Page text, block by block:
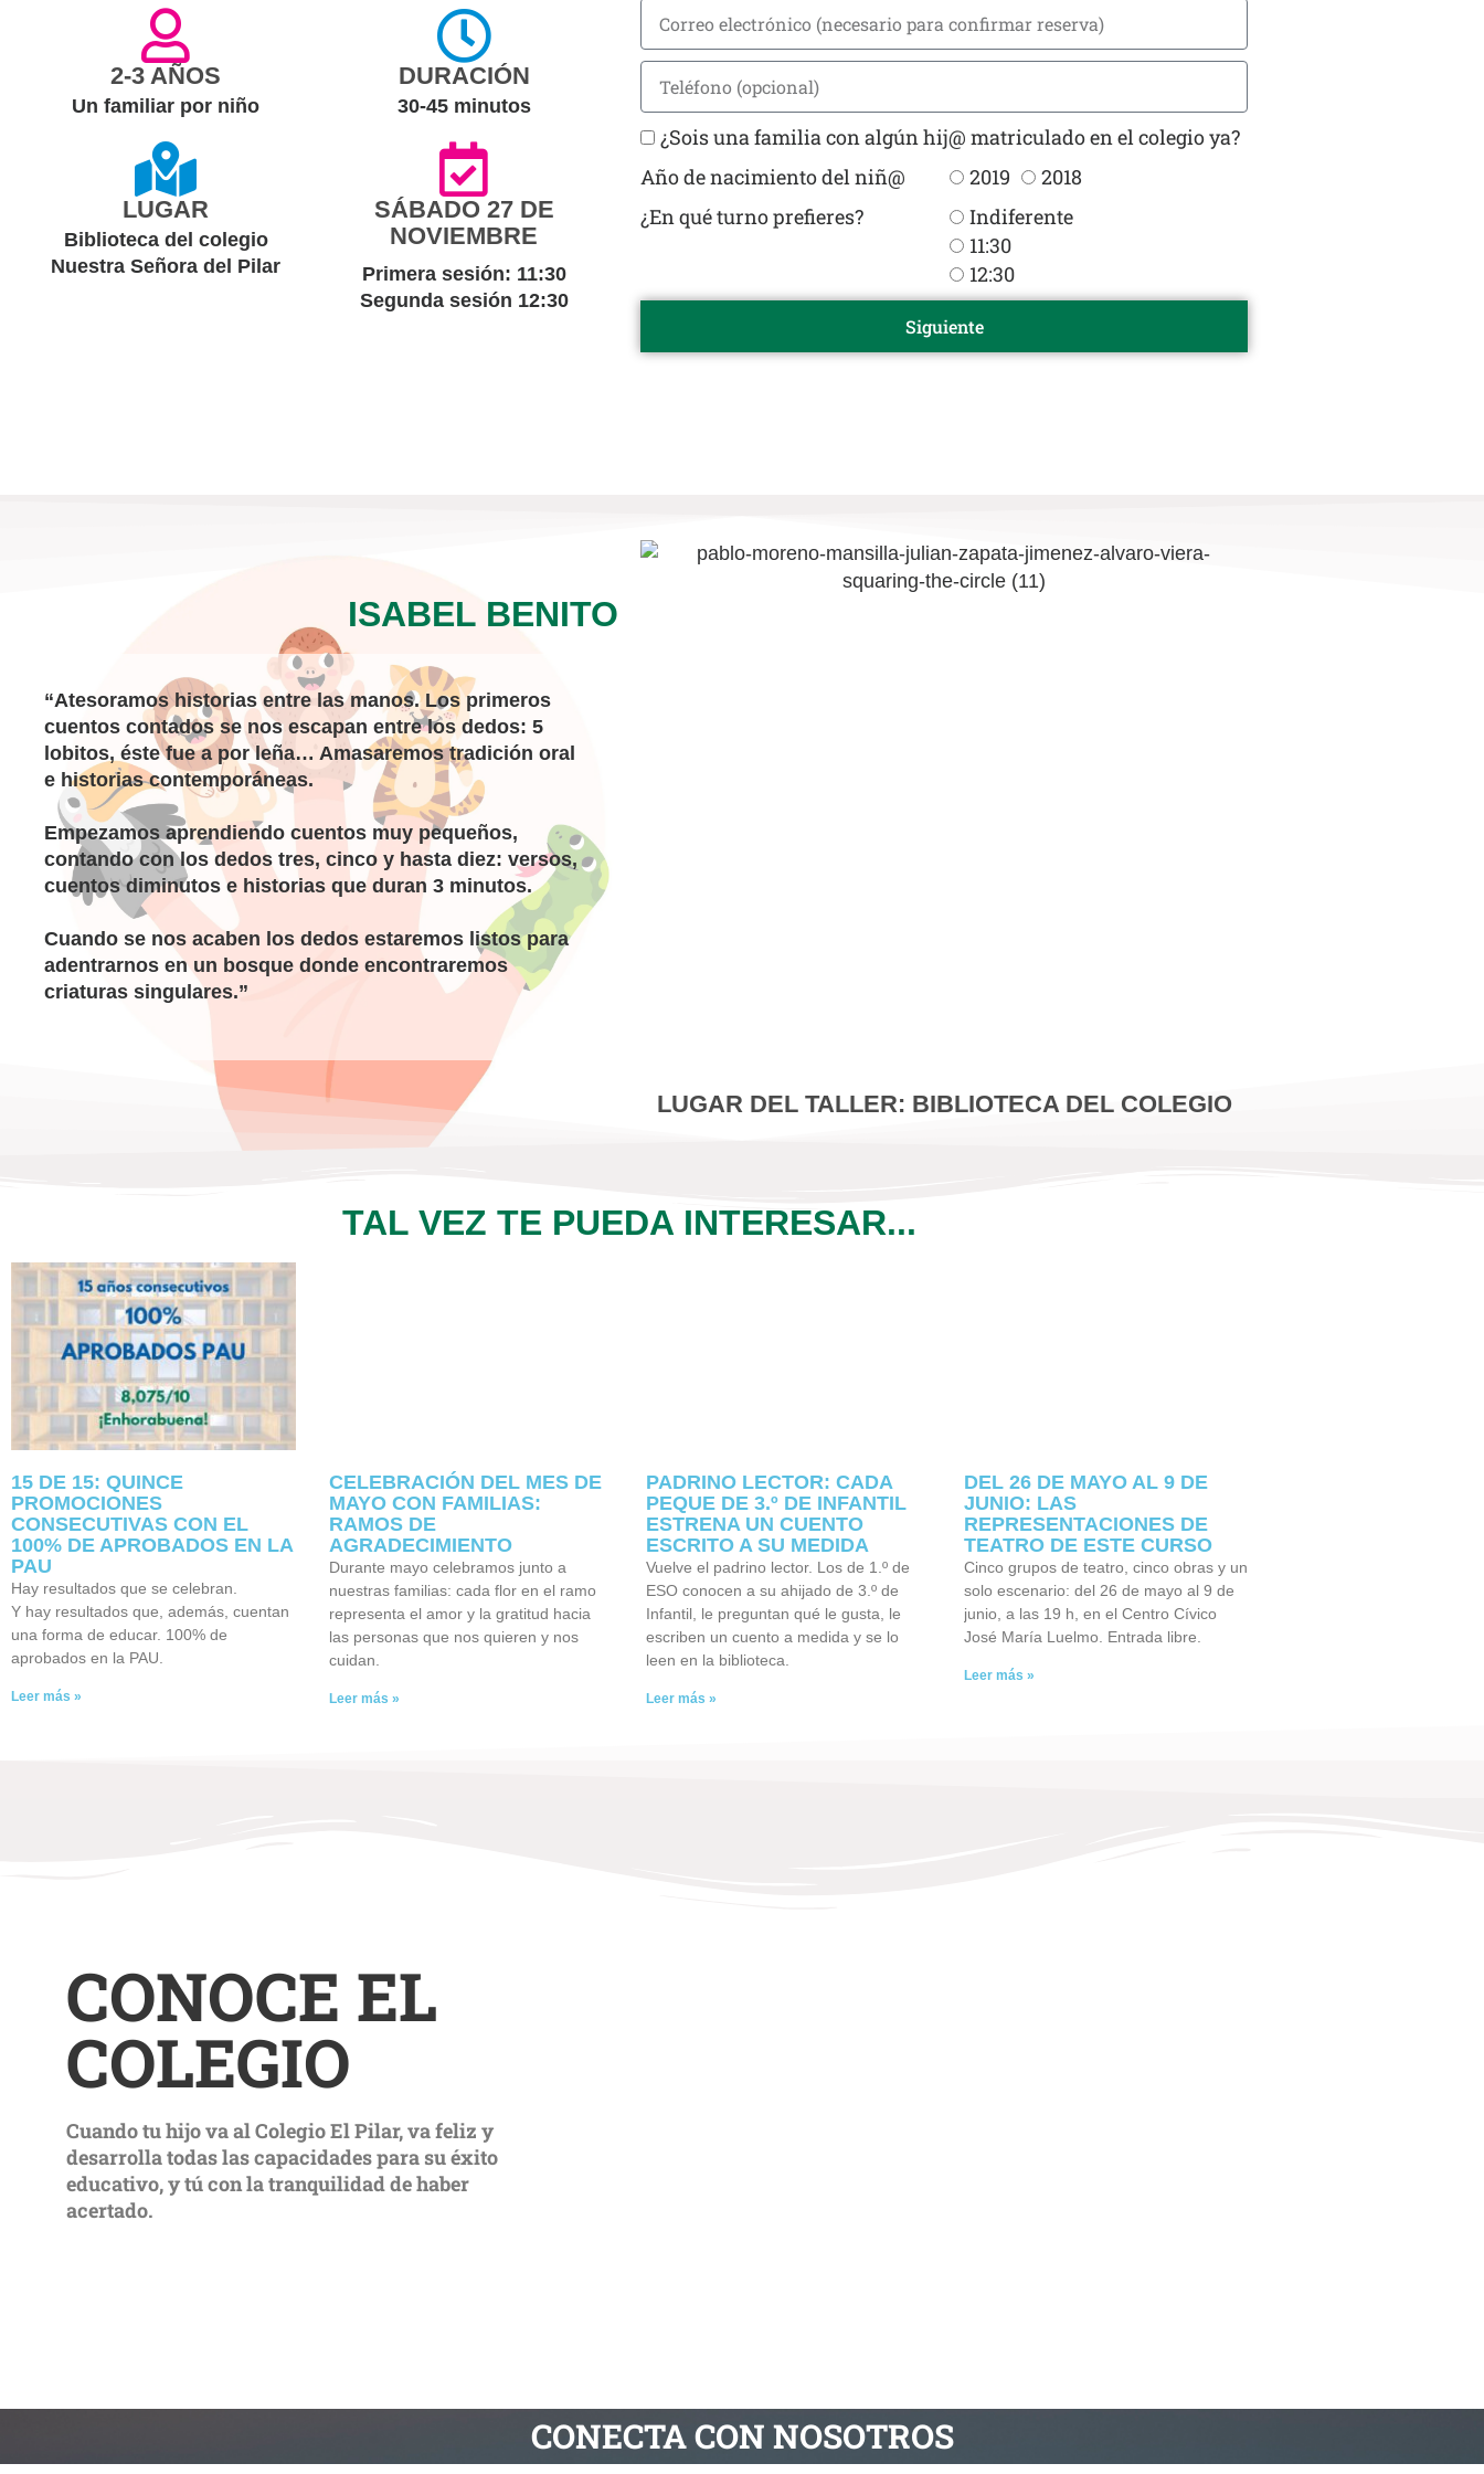
2-3 AÑOS
Un familiar por niño
DURACIÓN
30-45 minutos
LUGAR
Biblioteca del colegio
Nuestra Señora del Pilar
SÁBADO 27 DE
NOVIEMBRE
Primera sesión: 11:30
Segunda sesión 12:30
¿Sois una familia con algún hij@ matriculado en el colegio ya?
Año de nacimiento del niñ@
2019
2018
¿En qué turno prefieres?
Indiferente
11:30
12:30
Siguiente
ISABEL BENITO
“Atesoramos historias entre las manos. Los primeros
cuentos contados se nos escapan entre los dedos: 5
lobitos, éste fue a por leña… Amasaremos tradición oral
e historias contemporáneas.
Empezamos aprendiendo cuentos muy pequeños,
contando con los dedos tres, cinco y hasta diez: versos,
cuentos diminutos e historias que duran 3 minutos.
Cuando se nos acaben los dedos estaremos listos para
adentrarnos en un bosque donde encontraremos
criaturas singulares.”
LUGAR DEL TALLER: BIBLIOTECA DEL COLEGIO
TAL VEZ TE PUEDA INTERESAR...
15 DE 15: QUINCE
PROMOCIONES
CONSECUTIVAS CON EL
100% DE APROBADOS EN LA
PAU
Hay resultados que se celebran.
Y hay resultados que, además, cuentan
una forma de educar. 100% de
aprobados en la PAU.
Leer más »
CELEBRACIÓN DEL MES DE
MAYO CON FAMILIAS:
RAMOS DE
AGRADECIMIENTO
Durante mayo celebramos junto a
nuestras familias: cada flor en el ramo
representa el amor y la gratitud hacia
las personas que nos quieren y nos
cuidan.
Leer más »
PADRINO LECTOR: CADA
PEQUE DE 3.º DE INFANTIL
ESTRENA UN CUENTO
ESCRITO A SU MEDIDA
Vuelve el padrino lector. Los de 1.º de
ESO conocen a su ahijado de 3.º de
Infantil, le preguntan qué le gusta, le
escriben un cuento a medida y se lo
leen en la biblioteca.
Leer más »
DEL 26 DE MAYO AL 9 DE
JUNIO: LAS
REPRESENTACIONES DE
TEATRO DE ESTE CURSO
Cinco grupos de teatro, cinco obras y un
solo escenario: del 26 de mayo al 9 de
junio, a las 19 h, en el Centro Cívico
José María Luelmo. Entrada libre.
Leer más »
CONOCE EL
COLEGIO
Cuando tu hijo va al Colegio El Pilar, va feliz y
desarrolla todas las capacidades para su éxito
educativo, y tú con la tranquilidad de haber
acertado.
CONECTA CON NOSOTROS